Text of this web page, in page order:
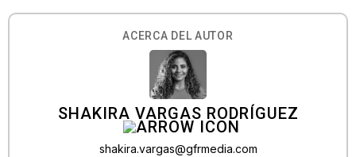
ACERCA DEL AUTOR
SHAKIRA VARGAS RODRÍGUEZ
shakira.vargas@gfrmedia.com